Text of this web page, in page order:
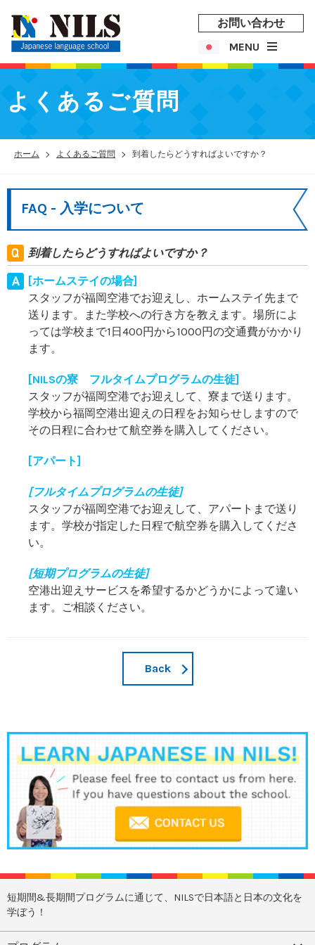
お問い合わせ
MENU
よくあるご質問
ホーム よくあるご質問 到着したらどうすればよいですか？
FAQ - 入学について
到着したらどうすればよいですか？
[ホームステイの場合]
スタッフが福岡空港でお迎えし、ホームステイ先まで
送ります。また学校への行き方を教えます。場所によ
っては学校まで1日400円から1000円の交通費がかかり
ます。
[NILSの寮 フルタイムプログラムの生徒]
スタッフが福岡空港でお迎えして、寮まで送ります。
学校から福岡空港出迎えの日程をお知らせしますので
その日程に合わせて航空券を購入してください。
[アパート]
[フルタイムプログラムの生徒]
スタッフが福岡空港でお迎えして、アパートまで送り
ます。学校が指定した日程で航空券を購入してくださ
い。
[短期プログラムの生徒]
空港出迎えサービスを希望するかどうかによって違い
ます。ご相談ください。
Back
短期間&長期間プログラムに通じて、NILSで日本語と日本の文化を
学ぼう！